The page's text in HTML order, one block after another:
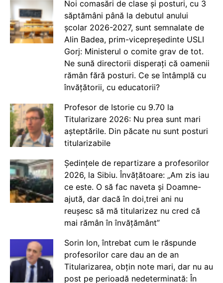
Noi comasări de clase și posturi, cu 3
săptămâni până la debutul anului
școlar 2026-2027, sunt semnalate de
Alin Badea, prim-vicepreședinte USLI
Gorj: Ministerul o comite grav de tot.
Ne sună directorii disperați că oamenii
rămân fără posturi. Ce se întâmplă cu
învățătorii, cu educatorii?
Profesor de Istorie cu 9.70 la
Titularizare 2026: Nu prea sunt mari
așteptările. Din păcate nu sunt posturi
titularizabile
Ședințele de repartizare a profesorilor
2026, la Sibiu. Învățătoare: „Am zis iau
ce este. O să fac naveta și Doamne-
ajută, dar dacă în doi,trei ani nu
reușesc să mă titularizez nu cred că
mai rămân în învățământ”
Sorin Ion, întrebat cum le răspunde
profesorilor care dau an de an
Titularizarea, obțin note mari, dar nu au
post pe perioadă nedeterminată: În